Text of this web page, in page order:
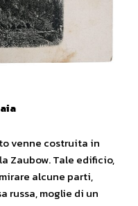
venne costruita in
Zaubow. Tale edificio,
alcune parti,
russa, moglie di un